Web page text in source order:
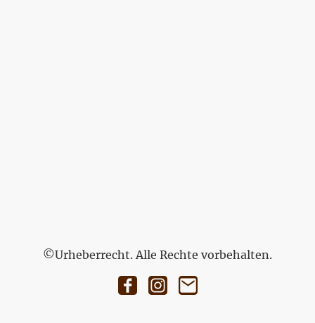
©Urheberrecht. Alle Rechte vorbehalten.